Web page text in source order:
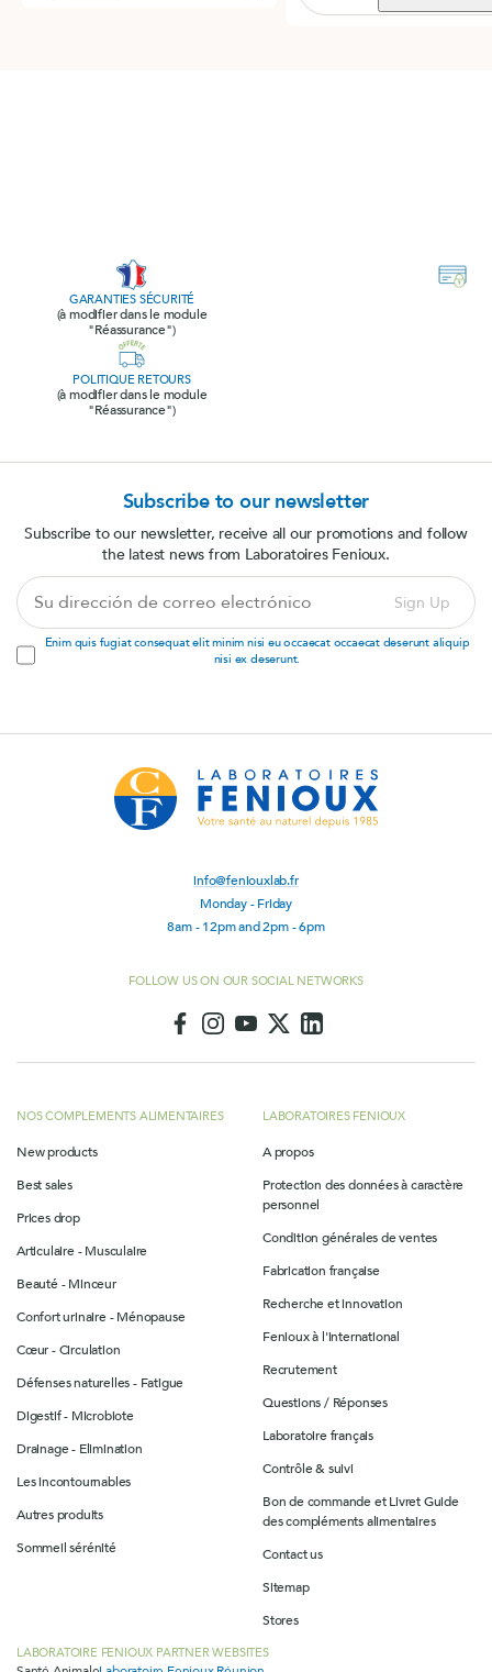
GARANTIES SÉCURITÉ
(à modifier dans le module
"Réassurance")
POLITIQUE RETOURS
(à modifier dans le module
"Réassurance")
info@feniouxlab.fr
Monday - Friday
8am - 12pm and 2pm - 6pm
FOLLOW US ON OUR SOCIAL NETWORKS
NOS COMPLEMENTS ALIMENTAIRES
New products
Best sales
Prices drop
Articulaire - Musculaire
Beauté - Minceur
Confort urinaire - Ménopause
Cœur - Circulation
Défenses naturelles - Fatigue
Digestif - Microbiote
Drainage - Elimination
Les incontournables
Autres produits
Sommeil sérénité
LABORATOIRES FENIOUX
A propos
Protection des données à caractère
personnel
Condition générales de ventes
Fabrication française
Recherche et innovation
Fenioux à l'international
Recrutement
Questions / Réponses
Laboratoire français
Contrôle & suivi
Bon de commande et Livret Guide
des compléments alimentaires
Contact us
Sitemap
Stores
Subscribe to our newsletter
Subscribe to our newsletter, receive all our promotions and follow
the latest news from Laboratoires Fenioux.
dirección
de
correo
Sign Up
Enim quis fugiat consequat elit minim nisi eu occaecat occaecat deserunt aliquip
nisi ex deserunt.
LABORATOIRE FENIOUX PARTNER WEBSITES